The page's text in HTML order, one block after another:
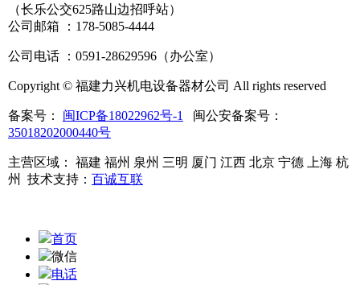
（长乐公交625路山边招呼站）
公司邮箱 ：178-5085-4444
公司电话 ：0591-28629596（办公室）
Copyright © 福建力兴机电设备器材公司 All rights reserved
备案号： 闽ICP备18022962号-1
闽公安备案号：
35018202000440号
主营区域： 福建 福州 泉州 三明 厦门 江西 北京 宁德 上海 杭
州 技术支持： 百诚互联
首页
微信
电话